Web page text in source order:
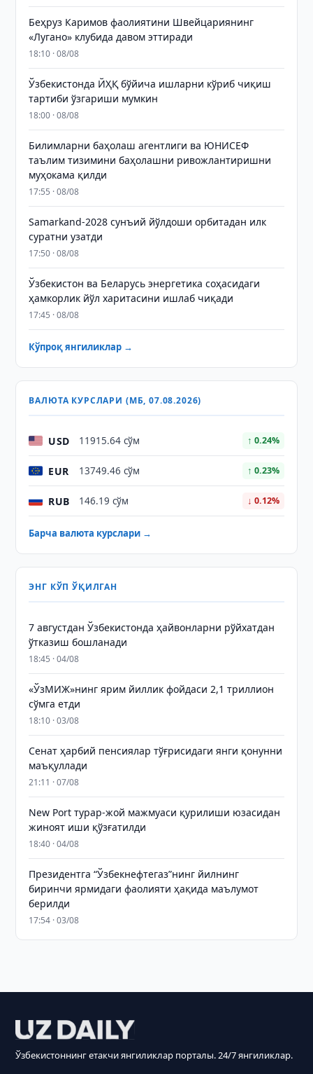
Беҳруз Каримов фаолиятини Швейцариянинг
«Лугано» клубида давом эттиради
18:10 · 08/08
Ўзбекистонда ЙҲҚ бўйича ишларни кўриб чиқиш
тартиби ўзгариши мумкин
18:00 · 08/08
Билимларни баҳолаш агентлиги ва ЮНИСЕФ
таълим тизимини баҳолашни ривожлантиришни
муҳокама қилди
17:55 · 08/08
Samarkand-2028 сунъий йўлдоши орбитадан илк
суратни узатди
17:50 · 08/08
Ўзбекистон ва Беларусь энергетика соҳасидаги
ҳамкорлик йўл харитасини ишлаб чиқади
17:45 · 08/08
Кўпроқ янгиликлар →
ВАЛЮТА КУРСЛАРИ (МБ, 07.08.2026)
USD 11915.64 сўм ↑ 0.24%
EUR 13749.46 сўм ↑ 0.23%
RUB 146.19 сўм ↓ 0.12%
Барча валюта курслари →
ЭНГ КЎП ЎҚИЛГАН
7 августдан Ўзбекистонда ҳайвонларни рўйхатдан
ўтказиш бошланади
18:45 · 04/08
«ЎзМИЖ»нинг ярим йиллик фойдаси 2,1 триллион
сўмга етди
18:10 · 03/08
Сенат ҳарбий пенсиялар тўғрисидаги янги қонунни
маъқуллади
21:11 · 07/08
New Port турар-жой мажмуаси қурилиши юзасидан
жиноят иши қўзғатилди
18:40 · 04/08
Президентга “Ўзбекнефтегаз”нинг йилнинг
биринчи ярмидаги фаолияти ҳақида маълумот
берилди
17:54 · 03/08
Ўзбекистоннинг етакчи янгиликлар порталы. 24/7 янгиликлар.